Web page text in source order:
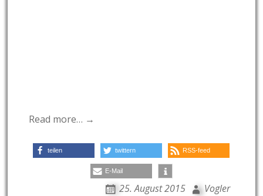
Read more… →
teilen twittern RSS-feed
E-Mail
25. August 2015 Vogler